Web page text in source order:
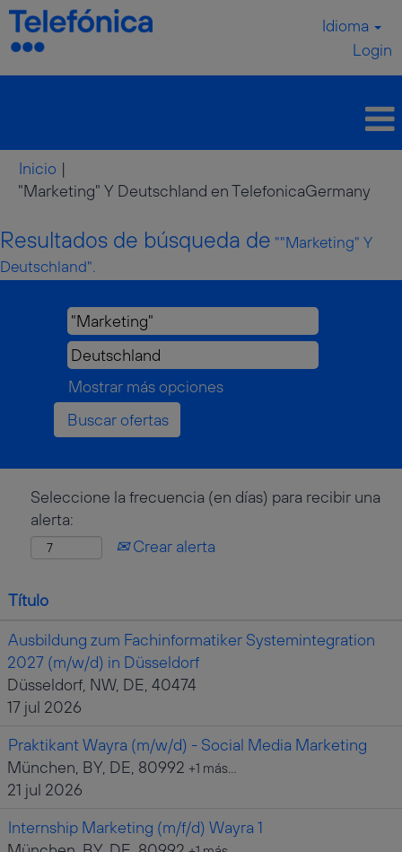
Idioma
Login
Inicio |
"Marketing" Y Deutschland en TelefonicaGermany
Resultados de búsqueda de ""Marketing" Y
Deutschland".
Mostrar más opciones
Seleccione la frecuencia (en días) para recibir una
alerta:
Crear alerta
Título
Ausbildung zum Fachinformatiker Systemintegration
2027 (m/w/d) in Düsseldorf
Düsseldorf, NW, DE, 40474
17 jul 2026
Praktikant Wayra (m/w/d) - Social Media Marketing
München, BY, DE, 80992 +1 más…
21 jul 2026
Internship Marketing (m/f/d) Wayra 1